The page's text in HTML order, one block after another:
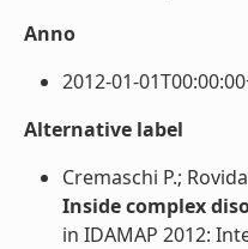
Anno
2012-01-
Alternative label
Cremaschi P.;
Inside complex
in IDAMAP 2012: